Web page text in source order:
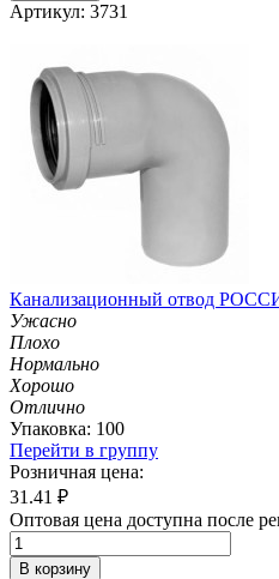
Артикул: 3731
Канализационный отвод
Ужасно
Плохо
Нормально
Хорошо
Отлично
Упаковка: 100
Перейти в группу
Розничная цена:
31.41 ₽
Оптовая цена доступна после
В корзину